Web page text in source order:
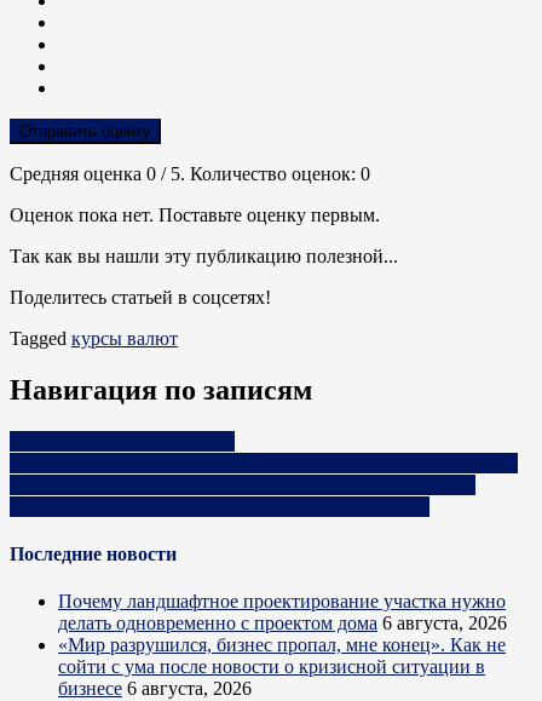
Отправить оценку
Средняя оценка 0 / 5. Количество оценок: 0
Оценок пока нет. Поставьте оценку первым.
Так как вы нашли эту публикацию полезной...
Поделитесь статьей в соцсетях!
Tagged курсы валют
Навигация по записям
Последние новости
Почему ландшафтное проектирование участка нужно
делать одновременно с проектом дома 6 августа, 2026
«Мир разрушился, бизнес пропал, мне конец». Как не
сойти с ума после новости о кризисной ситуации в
бизнесе 6 августа, 2026